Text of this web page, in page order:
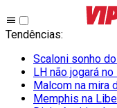
Tendências:
Scaloni sonho
LH não jogará
Malcom na mira
Memphis na